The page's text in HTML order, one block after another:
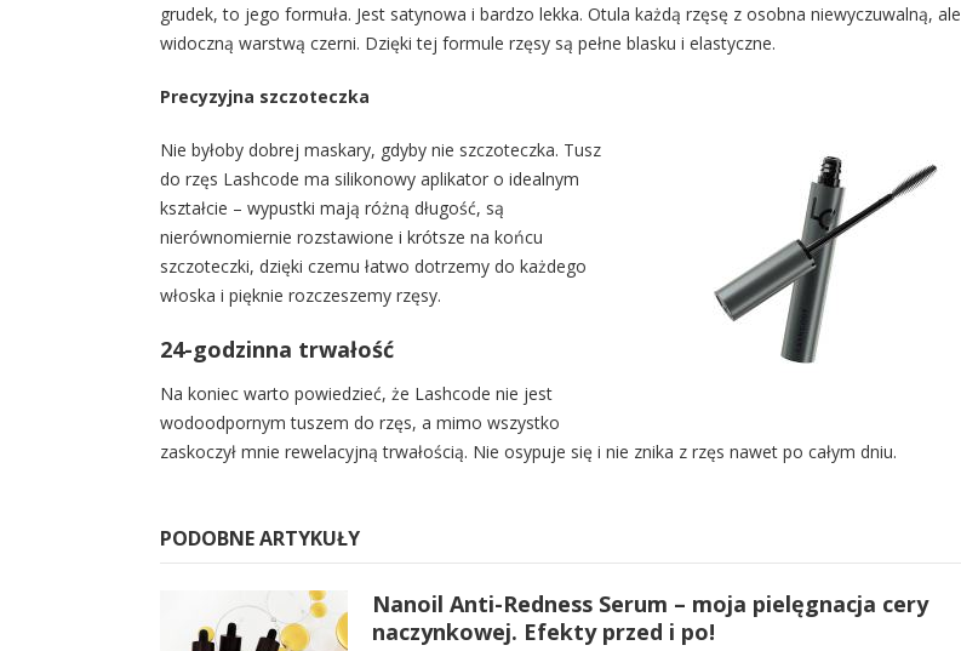
grudek, to jego formuła. Jest satynowa i bardzo lekka. Otula każdą rzęsę z osobna niewyczuwalną, ale
widoczną warstwą czerni. Dzięki tej formule rzęsy są pełne blasku i elastyczne.
Precyzyjna szczoteczka
Nie byłoby dobrej maskary, gdyby nie szczoteczka. Tusz
do rzęs Lashcode ma silikonowy aplikator o idealnym
kształcie – wypustki mają różną długość, są
nierównomiernie rozstawione i krótsze na końcu
szczoteczki, dzięki czemu łatwo dotrzemy do każdego
włoska i pięknie rozczeszemy rzęsy.
24-godzinna trwałość
Na koniec warto powiedzieć, że Lashcode nie jest
wodoodpornym tuszem do rzęs, a mimo wszystko
zaskoczył mnie rewelacyjną trwałością. Nie osypuje się i nie znika z rzęs nawet po całym dniu.
PODOBNE ARTYKUŁY
Nanoil Anti-Redness Serum – moja pielęgnacja cery
naczynkowej. Efekty przed i po!